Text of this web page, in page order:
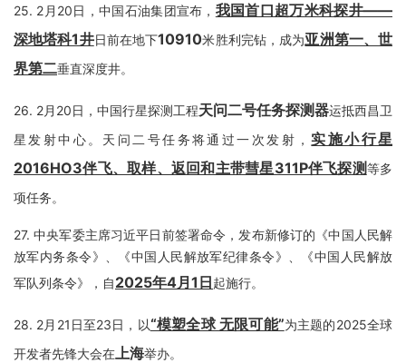
25. 2月20日，中国石油集团宣布， 我国首口超万米科探井——
深地塔科1井日前在地下10910米胜利完钻，成为亚洲第一、世
界第二垂直深度井。
26. 2月20日，中国行星探测工程天问二号任务探测器运抵西昌卫
星发射中心。天问二号任务将通过一次发射，实施小行星
2016HO3伴飞、取样、返回和主带彗星311P伴飞探测等多
项任务。
27.中央军委主席习近平日前签署命令，发布新修订的《中国人民解
放军内务条令》、《中国人民解放军纪律条令》、《中国人民解放
军队列条令》，自2025年4月1日起施行。
28. 2月21日至23日，以“模塑全球 无限可能”为主题的2025全球
开发者先锋大会在上海举办。